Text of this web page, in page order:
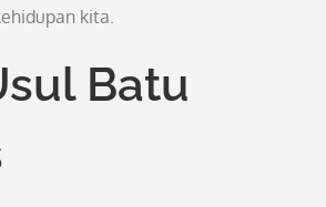
kita.
Batu